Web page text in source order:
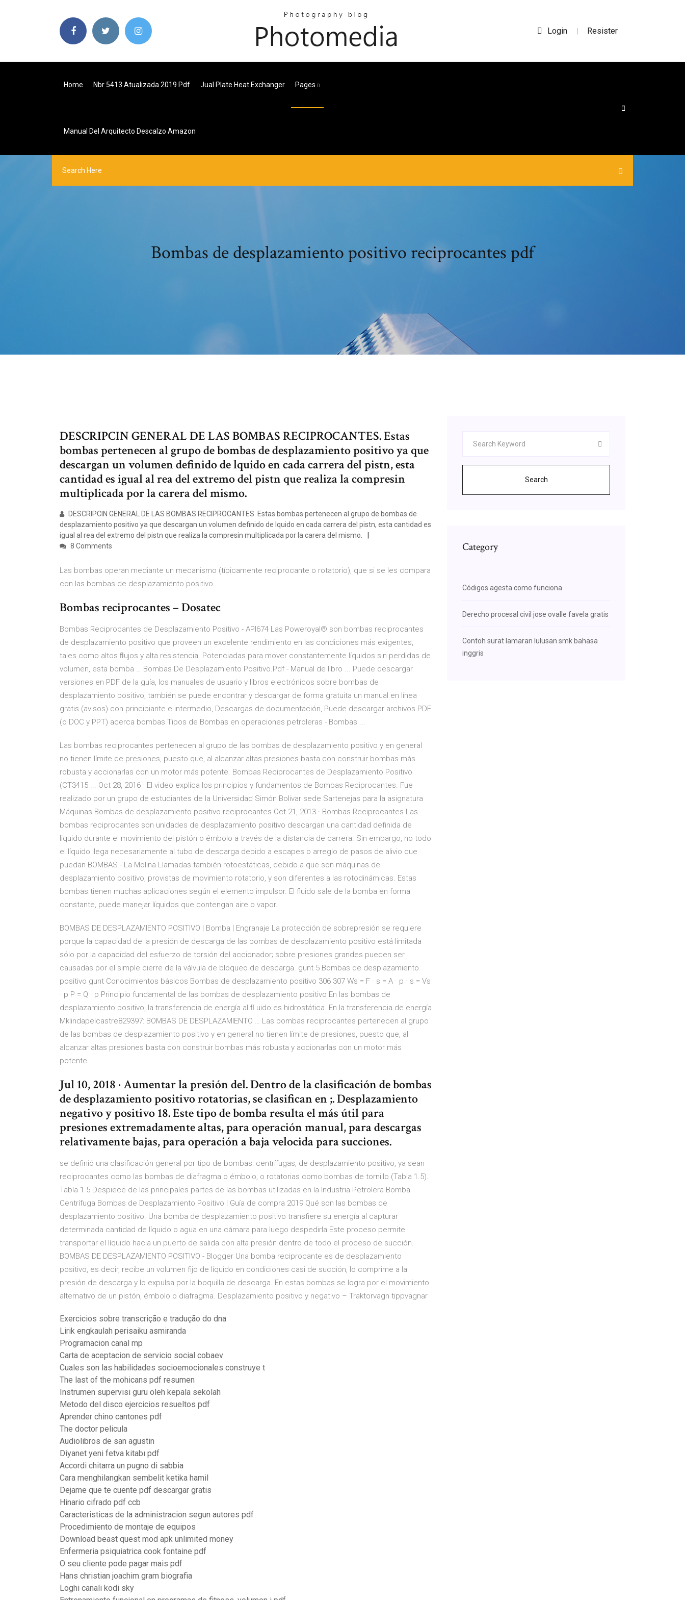
Login | Resister
Home Nbr 5413 Atualizada 2019 Pdf Jual Plate Heat Exchanger Pages
Manual Del Arquitecto Descalzo Amazon
Bombas de desplazamiento positivo reciprocantes pdf
DESCRIPCIN GENERAL DE LAS BOMBAS RECIPROCANTES. Estas
bombas pertenecen al grupo de bombas de desplazamiento positivo ya que
descargan un volumen definido de lquido en cada carrera del pistn, esta
cantidad es igual al rea del extremo del pistn que realiza la compresin
multiplicada por la carera del mismo.
DESCRIPCIN GENERAL DE LAS BOMBAS RECIPROCANTES. Estas bombas pertenecen al grupo de bombas de
desplazamiento positivo ya que descargan un volumen definido de lquido en cada carrera del pistn, esta cantidad es
igual al rea del extremo del pistn que realiza la compresin multiplicada por la carera del mismo.
8 Comments
Las bombas operan mediante un mecanismo (típicamente reciprocante o rotatorio), que si se les compara
con las bombas de desplazamiento positivo.
Bombas reciprocantes – Dosatec
Bombas Reciprocantes de Desplazamiento Positivo - API674 Las Poweroyal® son bombas reciprocantes
de desplazamiento positivo que proveen un excelente rendimiento en las condiciones más exigentes,
tales como altos ﬂujos y alta resistencia. Potenciadas para mover constantemente líquidos sin perdidas de
volumen, esta bomba … Bombas De Desplazamiento Positivo.Pdf - Manual de libro ... Puede descargar
versiones en PDF de la guía, los manuales de usuario y libros electrónicos sobre bombas de
desplazamiento positivo, también se puede encontrar y descargar de forma gratuita un manual en línea
gratis (avisos) con principiante e intermedio, Descargas de documentación, Puede descargar archivos PDF
(o DOC y PPT) acerca bombas Tipos de Bombas en operaciones petroleras - Bombas ...
Las bombas reciprocantes pertenecen al grupo de las bombas de desplazamiento positivo y en general
no tienen límite de presiones, puesto que, al alcanzar altas presiones basta con construir bombas más
robusta y accionarlas con un motor más potente. Bombas Reciprocantes de Desplazamiento Positivo
(CT3415 ... Oct 28, 2016 · El video explica los principios y fundamentos de Bombas Reciprocantes. Fue
realizado por un grupo de estudiantes de la Universidad Simón Bolivar sede Sartenejas para la asignatura
Máquinas Bombas de desplazamiento positivo reciprocantes Oct 21, 2013 · Bombas Reciprocantes Las
bombas reciprocantes son unidades de desplazamiento positivo descargan una cantidad definida de
liquido durante el movimiento del pistón o émbolo a través de la distancia de carrera. Sin embargo, no todo
el líquido llega necesariamente al tubo de descarga debido a escapes o arreglo de pasos de alivio que
puedan BOMBAS - La Molina Llamadas también rotoestáticas, debido a que son máquinas de
desplazamiento positivo, provistas de movimiento rotatorio, y son diferentes a las rotodinámicas. Estas
bombas tienen muchas aplicaciones según el elemento impulsor. El fluido sale de la bomba en forma
constante, puede manejar líquidos que contengan aire o vapor.
BOMBAS DE DESPLAZAMIENTO POSITIVO | Bomba | Engranaje La protección de sobrepresión se requiere
porque la capacidad de la presión de descarga de las bombas de desplazamiento positivo está limitada
sólo por la capacidad del esfuerzo de torsión del accionador; sobre presiones grandes pueden ser
causadas por el simple cierre de la válvula de bloqueo de descarga. gunt 5 Bombas de desplazamiento
positivo gunt Conocimientos básicos Bombas de desplazamiento positivo 306 307 Ws = F · s = A · p · s = Vs
· p P = Q · p Principio fundamental de las bombas de desplazamiento positivo En las bombas de
desplazamiento positivo, la transferencia de energía al ﬂ uido es hidrostática. En la transferencia de energía
Mklindapelcastre829397: BOMBAS DE DESPLAZAMIENTO … Las bombas reciprocantes pertenecen al grupo
de las bombas de desplazamiento positivo y en general no tienen límite de presiones, puesto que, al
alcanzar altas presiones basta con construir bombas más robusta y accionarlas con un motor más
potente.
Jul 10, 2018 · Aumentar la presión del. Dentro de la clasificación de bombas
de desplazamiento positivo rotatorias, se clasifican en ;. Desplazamiento
negativo y positivo 18. Este tipo de bomba resulta el más útil para
presiones extremadamente altas, para operación manual, para descargas
relativamente bajas, para operación a baja velocida para succiones.
se definió una clasificación general por tipo de bombas: centrífugas, de desplazamiento positivo, ya sean
reciprocantes como las bombas de diafragma o émbolo, o rotatorias como bombas de tornillo (Tabla 1.5).
Tabla 1.5 Despiece de las principales partes de las bombas utilizadas en la Industria Petrolera Bomba
Centrífuga Bombas de Desplazamiento Positivo | Guía de compra 2019 Qué son las bombas de
desplazamiento positivo. Una bomba de desplazamiento positivo transfiere su energía al capturar
determinada cantidad de líquido o agua en una cámara para luego despedirla.Este proceso permite
transportar el líquido hacia un puerto de salida con alta presión dentro de todo el proceso de succión.
BOMBAS DE DESPLAZAMIENTO POSITIVO - Blogger Una bomba reciprocante es de desplazamiento
positivo, es decir, recibe un volumen fijo de líquido en condiciones casi de succión, lo comprime a la
presión de descarga y lo expulsa por la boquilla de descarga. En estas bombas se logra por el movimiento
alternativo de un pistón, émbolo o diafragma. Desplazamiento positivo y negativo – Traktorvagn tippvagnar
Exercicios sobre transcrição e tradução do dna
Lirik engkaulah perisaiku asmiranda
Programacion canal mp
Carta de aceptacion de servicio social cobaev
Cuales son las habilidades socioemocionales construye t
The last of the mohicans pdf resumen
Instrumen supervisi guru oleh kepala sekolah
Metodo del disco ejercicios resueltos pdf
Aprender chino cantones pdf
The doctor pelicula
Audiolibros de san agustin
Diyanet yeni fetva kitabı pdf
Accordi chitarra un pugno di sabbia
Cara menghilangkan sembelit ketika hamil
Dejame que te cuente pdf descargar gratis
Hinario cifrado pdf ccb
Caracteristicas de la administracion segun autores pdf
Procedimiento de montaje de equipos
Download beast quest mod apk unlimited money
Enfermeria psiquiatrica cook fontaine pdf
O seu cliente pode pagar mais pdf
Hans christian joachim gram biografia
Loghi canali kodi sky
Search
Category
Códigos agesta como funciona
Derecho procesal civil jose ovalle favela gratis
Contoh surat lamaran lulusan smk bahasa
inggris